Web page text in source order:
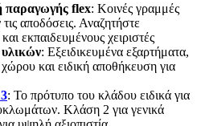
παραγωγής flex: Κοινές γραμμές
αποδόσεις. Αναζητήστε
εκπαιδευμένους χειριστές
: Εξειδικευμένα εξαρτήματα,
και ειδική αποθήκευση για
: Το πρότυπο του κλάδου ειδικά για
Κλάση 2 για γενικά